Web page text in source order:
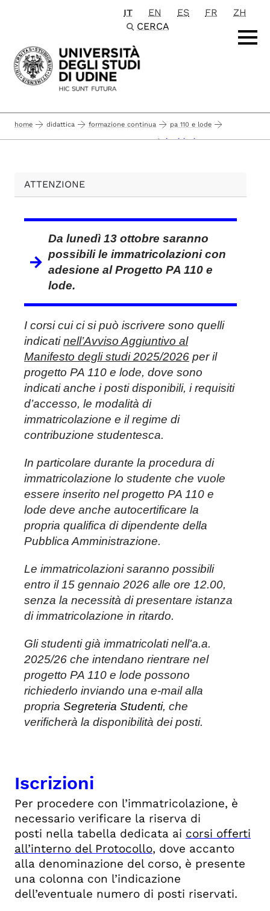
Passa al contenuto principale
IT EN ES FR
ZH
CERCA
home didattica formazione continua pa 110 e lode
persone qualificate per qualificare il paese iscrizioni
ATTENZIONE
Da lunedì 13 ottobre saranno
possibili le immatricolazioni con
adesione al Progetto PA 110 e
lode.
I corsi cui ci si può iscrivere sono quelli
indicatinell’Avviso Aggiuntivo al
Manifesto degli studi 2025/2026 per il
progetto PA 110 e lode, dove sono
indicati anche i posti disponibili, i requisiti
d’accesso, le modalità di
immatricolazione e il regime di
contribuzione studentesca.
In particolare durante la procedura di
immatricolazione lo studente che vuole
essere inserito nel progetto PA 110 e
lode deve anche autocertificare la
propria qualifica di dipendente della
Pubblica Amministrazione.
Le immatricolazioni saranno possibili
entro il 15 gennaio 2026 alle ore 12.00,
senza la necessità di presentare istanza
di immatricolazione in ritardo.
Gli studenti già immatricolati nell'a.a.
2025/26 che intendano rientrare nel
progetto PA 110 e lode possono
richiederlo inviando una e-mail alla
propria Segreteria Studenti, che
verificherà la disponibilità dei posti.
Iscrizioni
Per procedere con l’immatricolazione, è
necessario verificare la riserva di
posti nella tabella dedicata ai corsi offerti
all’interno del Protocollo, dove accanto
alla denominazione del corso, è presente
una colonna con l’indicazione
dell’eventuale numero di posti riservati.